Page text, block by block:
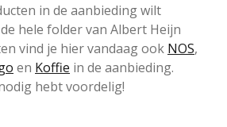
in de aanbieding wilt
hele folder van Albert Heijn
vind je hier vandaag ook NOS,
en Koffie in de aanbieding.
hebt voordelig!